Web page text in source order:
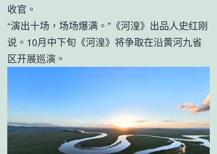
收官。
“演出十场，场场爆满。”《河湟》出品人史红刚
说。10月中下旬《河湟》将争取在沿黄河九省
区开展巡演。